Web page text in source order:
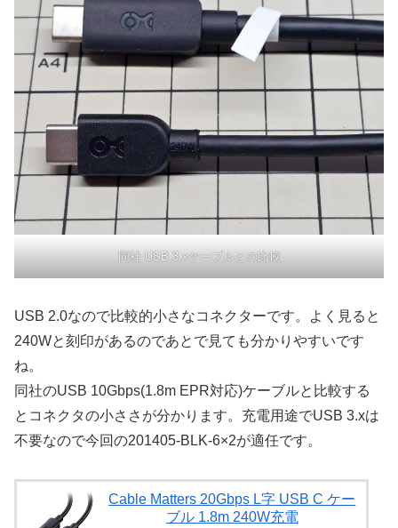
同社 USB 3.xケーブルとの比較
USB 2.0なので比較的小さなコネクターです。よく見ると
240Wと刻印があるのであとで見ても分かりやすいです
ね。
同社のUSB 10Gbps(1.8m EPR対応)ケーブルと比較する
とコネクタの小ささが分かります。充電用途でUSB 3.xは
不要なので今回の201405-BLK-6×2が適任です。
Cable Matters 20Gbps L字 USB C ケー
ブル 1.8m 240W充電